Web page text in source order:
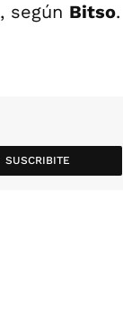
, según Bitso.
SUSCRIBITE